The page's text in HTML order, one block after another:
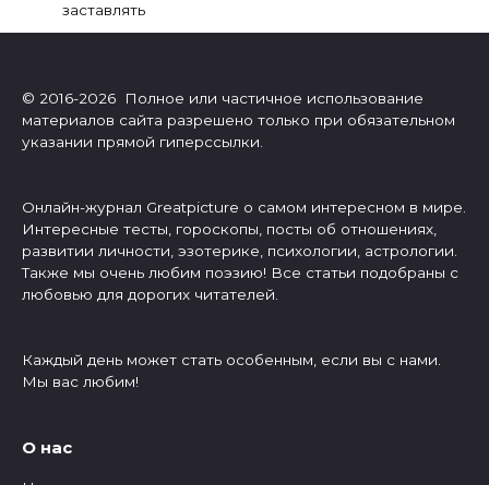
заставлять
© 2016-2026 Полное или частичное использование
материалов сайта разрешено только при обязательном
указании прямой гиперссылки.
Онлайн-журнал Greatpicture о самом интересном в мире.
Интересные тесты, гороскопы, посты об отношениях,
развитии личности, эзотерике, психологии, астрологии.
Также мы очень любим поэзию! Все статьи подобраны с
любовью для дорогих читателей.
Каждый день может стать особенным, если вы с нами.
Мы вас любим!
О нас